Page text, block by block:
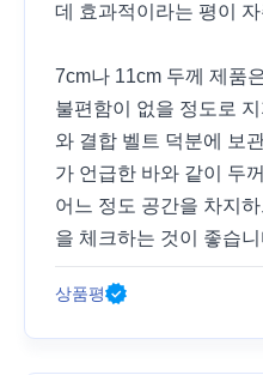
데 효과적이라는 평이
7cm나 11cm 두께 제품
불편함이 없을 정도로
와 결합 벨트 덕분에 보
가 언급한 바와 같이 두
어느 정도 공간을 차지
을 체크하는 것이 좋습니
상품평